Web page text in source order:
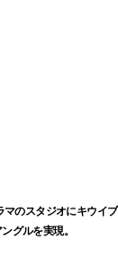
のスタジオにキウイ
グルを実現。